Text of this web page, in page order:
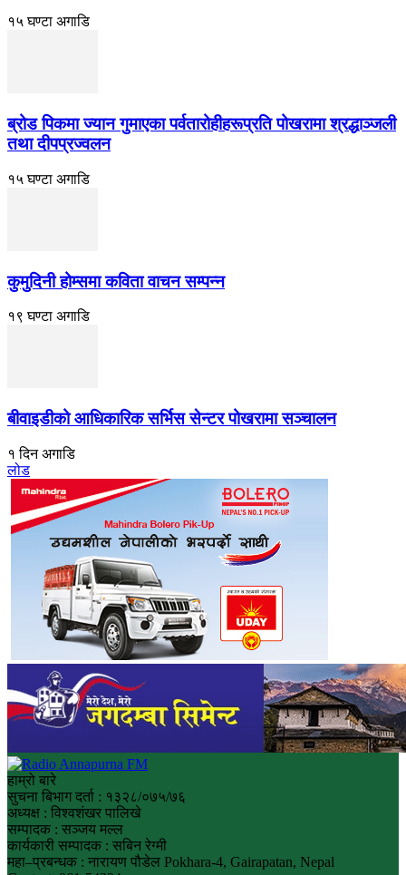
१५ घण्टा अगाडि
ब्रोड पिकमा ज्यान गुमाएका पर्वतारोहीहरूप्रति पोखरामा श्रद्धाञ्जली
तथा दीपप्रज्वलन
१५ घण्टा अगाडि
कुमुदिनी होम्समा कविता वाचन सम्पन्न
१९ घण्टा अगाडि
बीवाइडीको आधिकारिक सर्भिस सेन्टर पोखरामा सञ्चालन
१ दिन अगाडि
लोड
हाम्रो बारे
सुचना बिभाग दर्ता : १३२८/०७५/७६
अध्यक्ष : विश्वशंखर पालिखे
सम्पादक : सञ्जय मल्ल
कार्यकारी सम्पादक : सबिन रेग्मी
महा–प्रबन्धक : नारायण पौडेल Pokhara-4, Gairapatan, Nepal